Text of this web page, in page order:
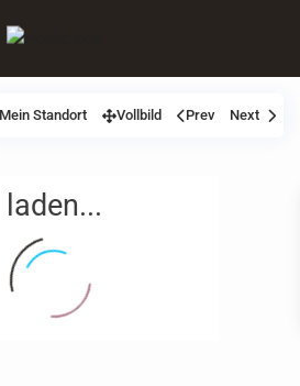
laden...
Mein Standort Vollbild Prev Next